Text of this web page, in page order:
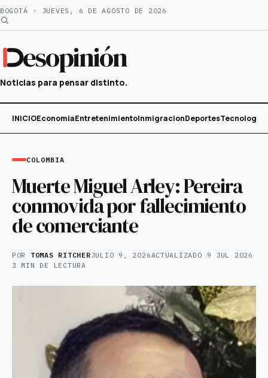
Saltar
al
BOGOTÁ · JUEVES, 6 DE AGOSTO DE 2026
esopinión
Noticias para pensar distinto.
INICIOEconomiaEntretenimientoInmigracionDeportesTecnología
COLOMBIA
Muerte Miguel Arley: Pereira
conmovida por fallecimiento
de comerciante
POR TOMAS RITCHERJULIO 9, 2026ACTUALIZADO 9 JUL 2026
3 MIN DE LECTURA